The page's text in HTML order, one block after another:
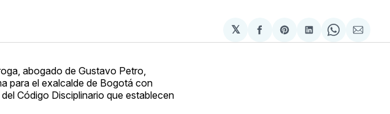
𝕏
Compartir
en
Share
on
Compartir
en
Share
on
via
abogado de Gustavo Petro,
para el exalcalde de Bogotá con
Código Disciplinario que establecen